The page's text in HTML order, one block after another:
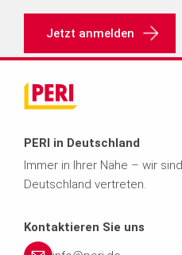
Jetzt anmelden
PERI in Deutschland
Immer in Ihrer Nähe – wir
Deutschland vertreten.
Kontaktieren Sie uns